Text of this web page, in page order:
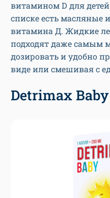
витамином D для детей
списке есть масляные
витамина Д. Жидкие
подходят даже самым
дозировать и удобно
виде или смешивая с
Detrimax Baby